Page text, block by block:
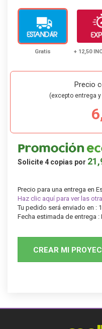
Gratis + 12,50
Precio
(excepto entrega
Solicite4 copias por
Precio para una entrega en
Haz clic aquí para ver las
Tu pedido será enviado en :
Fecha estimada de entrega :